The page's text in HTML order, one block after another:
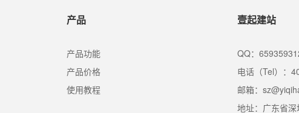
产品
产品功能
产品价格
使用教程
壹起建站
QQ：
电话（Tel）：
邮箱：
地址：广东省